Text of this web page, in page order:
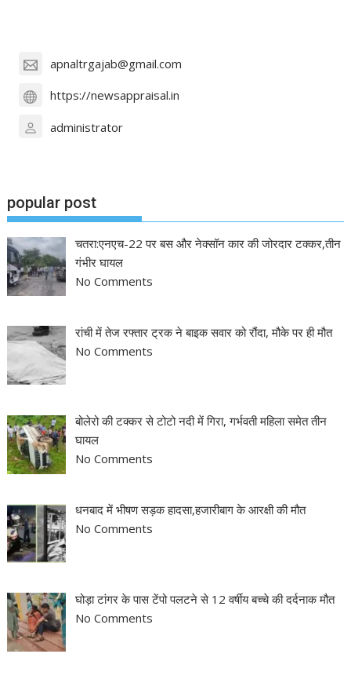
apnaltrgajab@gmail.com
https://newsappraisal.in
administrator
popular post
चतरा:एनएच-22 पर बस और नेक्सॉन कार की जोरदार टक्कर,तीन
गंभीर घायल
No Comments
रांची में तेज रफ्तार ट्रक ने बाइक सवार को रौंदा, मौके पर ही मौत
No Comments
बोलेरो की टक्कर से टोटो नदी में गिरा, गर्भवती महिला समेत तीन
घायल
No Comments
धनबाद में भीषण सड़क हादसा,हजारीबाग के आरक्षी की मौत
No Comments
घोड़ा टांगर के पास टेंपो पलटने से 12 वर्षीय बच्चे की दर्दनाक मौत
No Comments